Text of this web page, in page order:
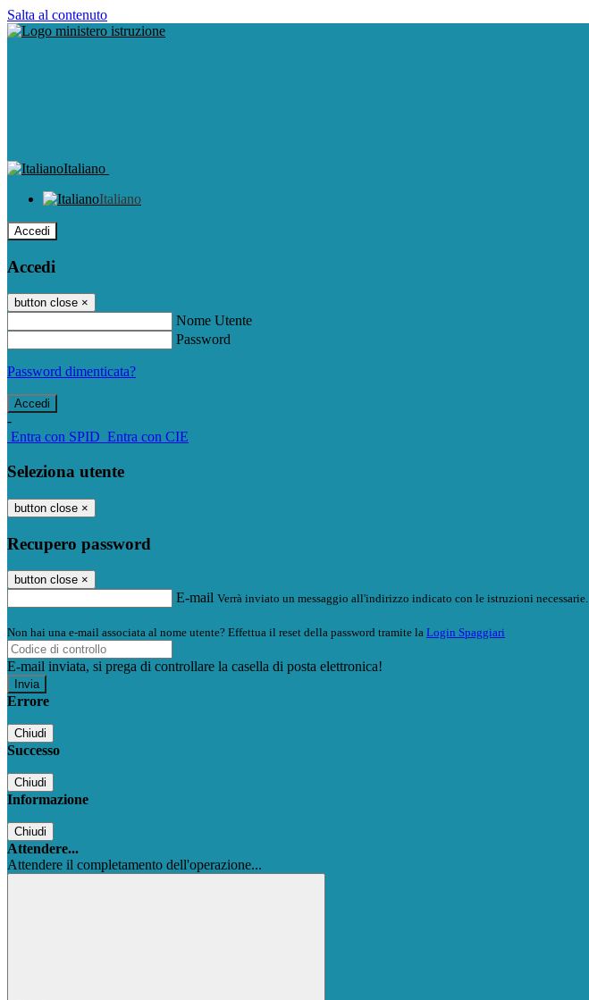
Salta al contenuto
Italiano
Italiano
Accedi
Accedi
button close ×
Nome Utente
Password
Password dimenticata?
-
Entra con SPID Entra con CIE
Seleziona utente
button close ×
Recupero password
button close ×
E-mail Verrà inviato un messaggio all'indirizzo indicato con le istruzioni necessarie.
Non hai una e-mail associata al nome utente? Effettua il reset della password tramite la Login Spaggiari
E-mail inviata, si prega di controllare la casella di posta elettronica!
Errore
Chiudi
Successo
Chiudi
Informazione
Chiudi
Attendere...
Attendere il completamento dell'operazione...